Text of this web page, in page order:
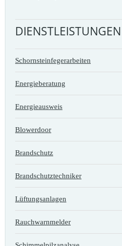
DIENSTLEISTUNGEN
Schornsteinfegerarbeiten
Energieberatung
Energieausweis
Blowerdoor
Brandschutz
Brandschutztechniker
Lüftungsanlagen
Rauchwarnmelder